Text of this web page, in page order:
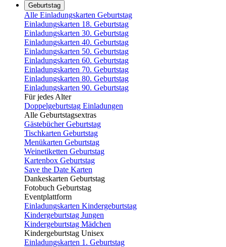
Geburtstag
Alle Einladungskarten Geburtstag
Einladungskarten 18. Geburtstag
Einladungskarten 30. Geburtstag
Einladungskarten 40. Geburtstag
Einladungskarten 50. Geburtstag
Einladungskarten 60. Geburtstag
Einladungskarten 70. Geburtstag
Einladungskarten 80. Geburtstag
Einladungskarten 90. Geburtstag
Für jedes Alter
Doppelgeburtstag Einladungen
Alle Geburtstagsextras
Gästebücher Geburtstag
Tischkarten Geburtstag
Menükarten Geburtstag
Weinetiketten Geburtstag
Kartenbox Geburtstag
Save the Date Karten
Dankeskarten Geburtstag
Fotobuch Geburtstag
Eventplattform
Einladungskarten Kindergeburtstag
Kindergeburtstag Jungen
Kindergeburtstag Mädchen
Kindergeburtstag Unisex
Einladungskarten 1. Geburtstag